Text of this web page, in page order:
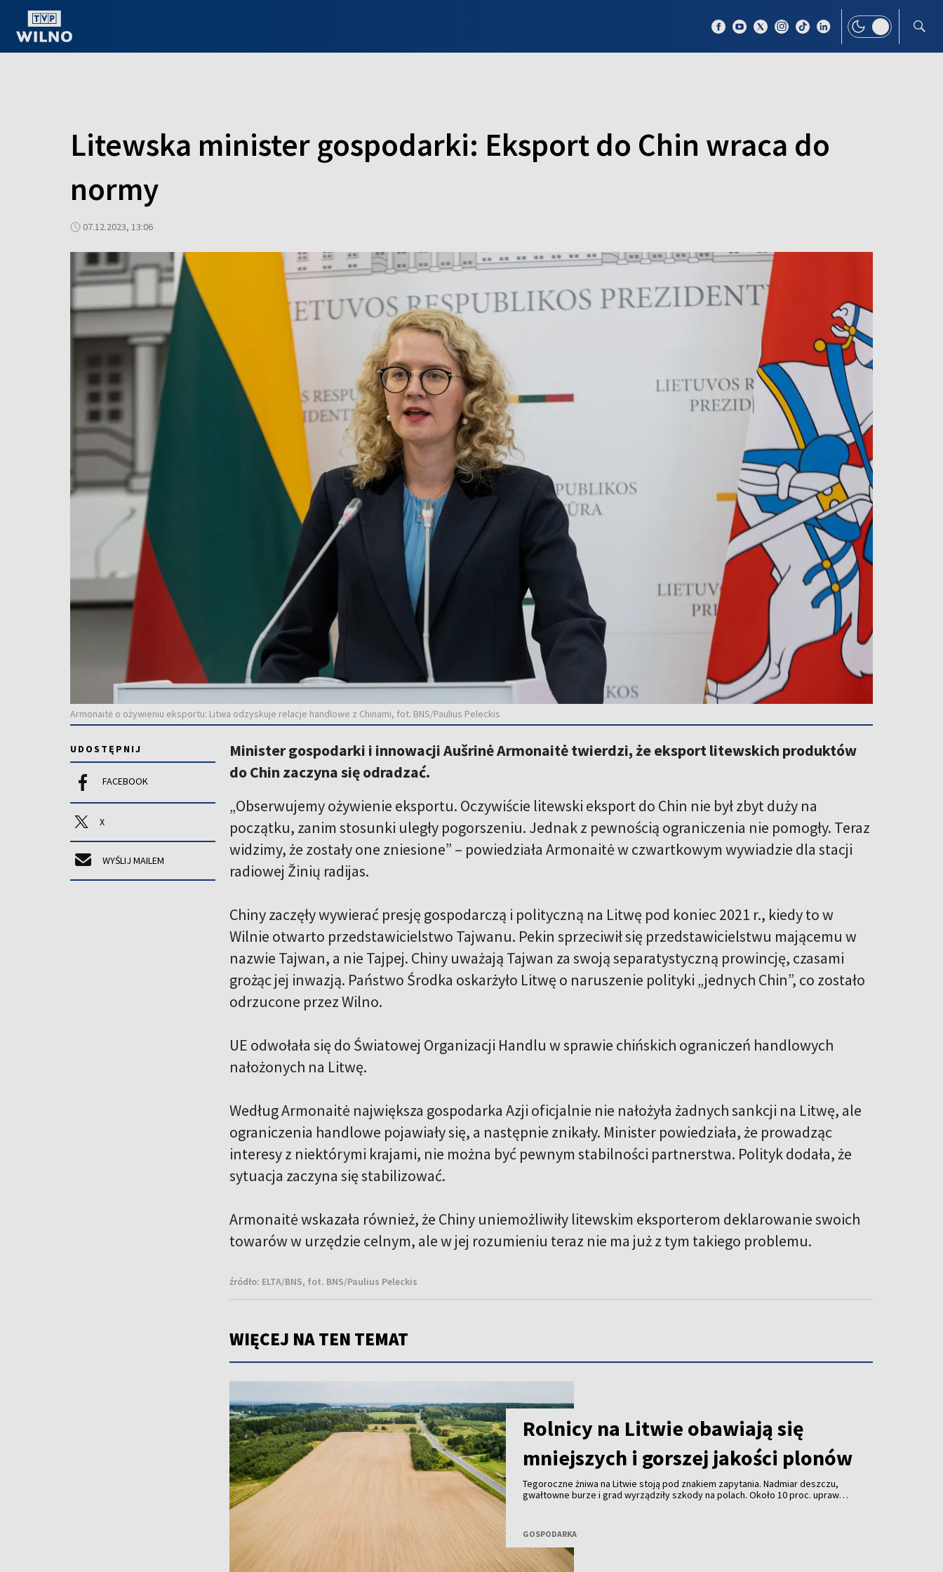
Litewska minister gospodarki: Eksport do Chin wraca do
normy
07.12.2023, 13:06
Armonaitė o ożywieniu eksportu: Litwa odzyskuje relacje handlowe z Chinami, fot. BNS/Paulius Peleckis
UDOSTĘPNIJ
FACEBOOK
X
WYŚLIJ MAILEM
Minister gospodarki i innowacji Aušrinė Armonaitė twierdzi, że eksport litewskich produktów
do Chin zaczyna się odradzać.
„Obserwujemy ożywienie eksportu. Oczywiście litewski eksport do Chin nie był zbyt duży na
początku, zanim stosunki uległy pogorszeniu. Jednak z pewnością ograniczenia nie pomogły. Teraz
widzimy, że zostały one zniesione” – powiedziała Armonaitė w czwartkowym wywiadzie dla stacji
radiowej Žinių radijas.
Chiny zaczęły wywierać presję gospodarczą i polityczną na Litwę pod koniec 2021 r., kiedy to w
Wilnie otwarto przedstawicielstwo Tajwanu. Pekin sprzeciwił się przedstawicielstwu mającemu w
nazwie Tajwan, a nie Tajpej. Chiny uważają Tajwan za swoją separatystyczną prowincję, czasami
grożąc jej inwazją. Państwo Środka oskarżyło Litwę o naruszenie polityki „jednych Chin”, co zostało
odrzucone przez Wilno.
UE odwołała się do Światowej Organizacji Handlu w sprawie chińskich ograniczeń handlowych
nałożonych na Litwę.
Według Armonaitė największa gospodarka Azji oficjalnie nie nałożyła żadnych sankcji na Litwę, ale
ograniczenia handlowe pojawiały się, a następnie znikały. Minister powiedziała, że prowadząc
interesy z niektórymi krajami, nie można być pewnym stabilności partnerstwa. Polityk dodała, że
sytuacja zaczyna się stabilizować.
Armonaitė wskazała również, że Chiny uniemożliwiły litewskim eksporterom deklarowanie swoich
towarów w urzędzie celnym, ale w jej rozumieniu teraz nie ma już z tym takiego problemu.
źródło: ELTA/BNS, fot. BNS/Paulius Peleckis
WIĘCEJ NA TEN TEMAT
Rolnicy na Litwie obawiają się
mniejszych i gorszej jakości plonów
Tegoroczne żniwa na Litwie stoją pod znakiem zapytania. Nadmiar deszczu,
gwałtowne burze i grad wyrządziły szkody na polach. Około 10 proc. upraw
zbiorów, ale także gorszej jakości plonów.
GOSPODARKA